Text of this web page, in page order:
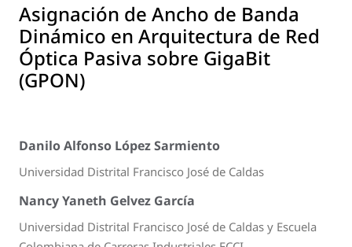
Asignación de Ancho de Banda
Dinámico en Arquitectura de Red
Óptica Pasiva sobre GigaBit
(GPON)
Danilo Alfonso López Sarmiento
Universidad Distrital Francisco José de Caldas
Nancy Yaneth Gelvez García
Universidad Distrital Francisco José de Caldas y Escuela